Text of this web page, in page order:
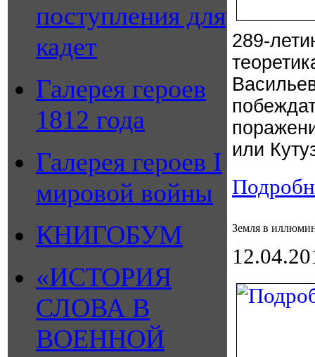
поступления для
кадет
Галерея героев
1812 года
Галерея героев I
мировой войны
КНИГОБУМ
«ИСТОРИЯ
СЛОВА В
ВОЕННОЙ
289-
или
Земля в